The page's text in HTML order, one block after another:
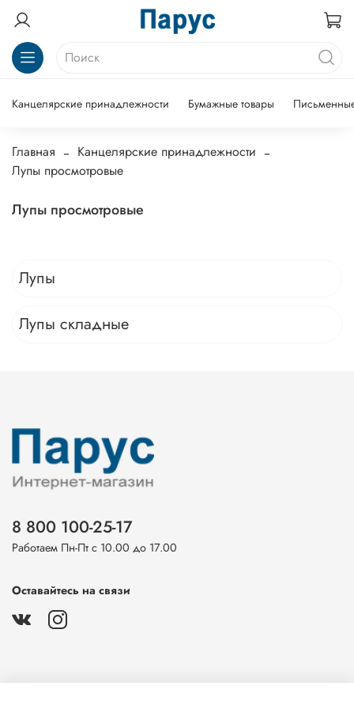
Канцелярские принадлежности Бумажные товары
Главная
Канцелярские принадлежности
Лупы просмотровые
Лупы просмотровые
Лупы
Лупы складные
8 800 100-25-17
Работаем Пн-Пт с 10.00 до 17.00
Оставайтесь на связи